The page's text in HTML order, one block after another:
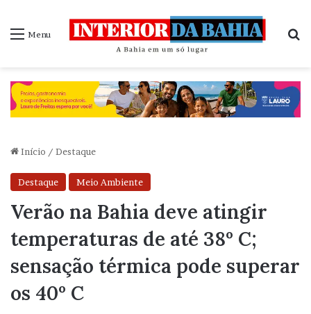
Menu
Início / Destaque
Destaque Meio Ambiente
Verão na Bahia deve atingir
temperaturas de até 38º C;
sensação térmica pode superar
os 40º C